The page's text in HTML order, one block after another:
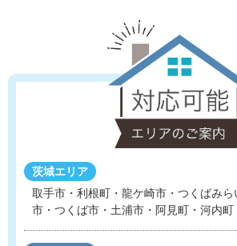
茨城エリア
取手市・利根町・龍ケ崎市・つくばみ
市・つくば市・土浦市・阿見町・河内